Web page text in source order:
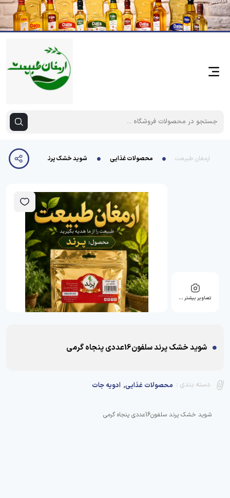
ارمغان طبیعت محصولات غذایی شوید خشک پرند سلفون16عددی پنجاه گرمی
تصاویر بیشتر …
شوید خشک پرند سلفون16عددی پنجاه گرمی
دسته بندی : محصولات غذایی, ادویه جات
شوید خشک پرند سلفون16عددی پنجاه گرمی